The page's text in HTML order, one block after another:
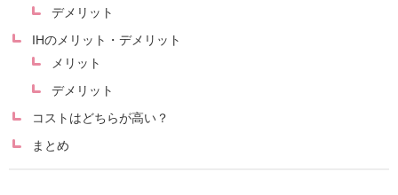
デメリット
IHのメリット・デメリット
メリット
デメリット
コストはどちらが高い？
まとめ